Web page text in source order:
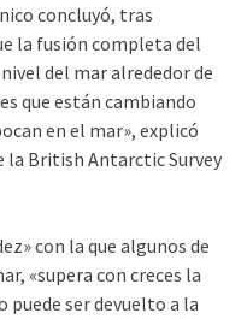
concluyó, tras
la fusión completa del
del mar alrededor de
que están cambiando
en el mar», explicó
British Antarctic Survey
con la que algunos de
«supera con creces la
puede ser devuelto a la